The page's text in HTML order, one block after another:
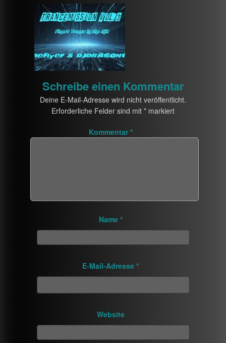
Schreibe einen Kommentar
Deine E-Mail-Adresse wird nicht veröffentlicht.
Erforderliche Felder sind mit * markiert
Kommentar *
Name *
E-Mail-Adresse *
Website